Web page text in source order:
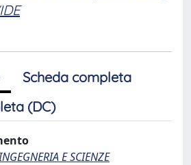
Scheda completa
(DC)
E SCIENZE